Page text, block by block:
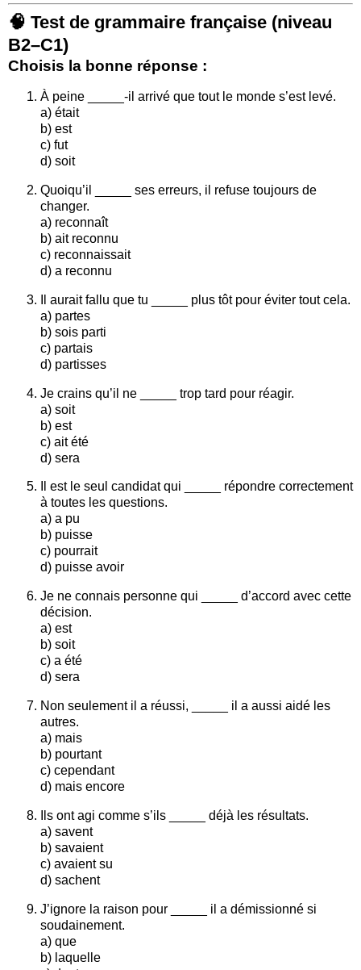
🧠 Test de grammaire française (niveau
B2–C1)
Choisis la bonne réponse :
À peine _____-il arrivé que tout le monde s’est levé.
a) était
b) est
c) fut
d) soit
Quoiqu’il _____ ses erreurs, il refuse toujours de
changer.
a) reconnaît
b) ait reconnu
c) reconnaissait
d) a reconnu
Il aurait fallu que tu _____ plus tôt pour éviter tout cela.
a) partes
b) sois parti
c) partais
d) partisses
Je crains qu’il ne _____ trop tard pour réagir.
a) soit
b) est
c) ait été
d) sera
Il est le seul candidat qui _____ répondre correctement
à toutes les questions.
a) a pu
b) puisse
c) pourrait
d) puisse avoir
Je ne connais personne qui _____ d’accord avec cette
décision.
a) est
b) soit
c) a été
d) sera
Non seulement il a réussi, _____ il a aussi aidé les
autres.
a) mais
b) pourtant
c) cependant
d) mais encore
Ils ont agi comme s’ils _____ déjà les résultats.
a) savent
b) savaient
c) avaient su
d) sachent
J’ignore la raison pour _____ il a démissionné si
soudainement.
a) que
b) laquelle